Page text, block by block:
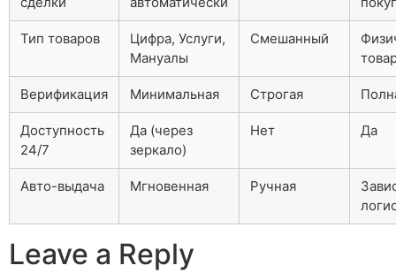
Тип товаров
Цифра, Услуги,
Мануалы
Смешанный
Верификация Минимальная Строгая
Доступность
24/7
Да (через
зеркало)
Нет Да
Авто-выдача Мгновенная Ручная
Leave a Reply